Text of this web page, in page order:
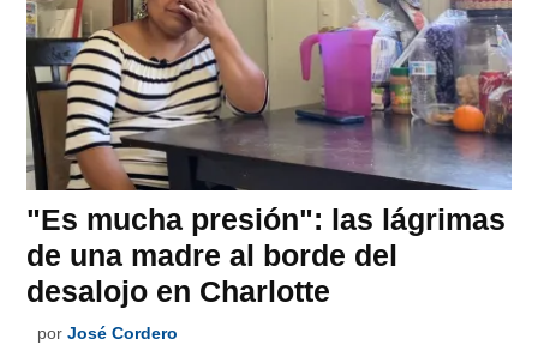
"Es mucha presión": las lágrimas
de una madre al borde del
desalojo en Charlotte
por José Cordero